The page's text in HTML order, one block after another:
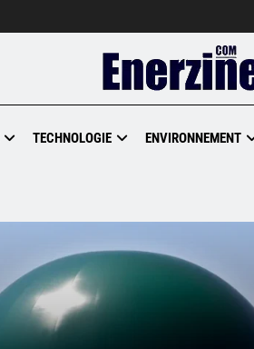
TECHNOLOGIE ENVIRONNEMENT